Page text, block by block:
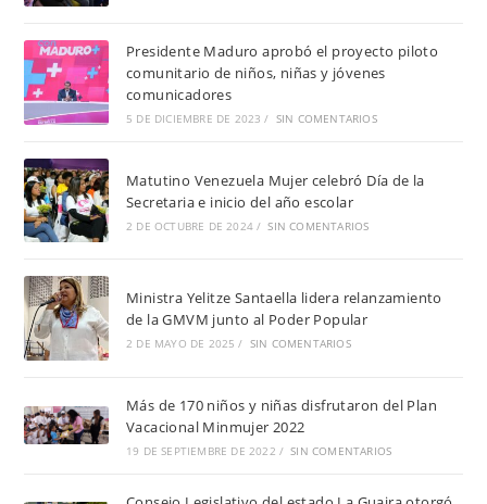
Presidente Maduro aprobó el proyecto piloto
comunitario de niños, niñas y jóvenes
comunicadores
5 DE DICIEMBRE DE 2023 / SIN COMENTARIOS
Matutino Venezuela Mujer celebró Día de la
Secretaria e inicio del año escolar
2 DE OCTUBRE DE 2024 / SIN COMENTARIOS
Ministra Yelitze Santaella lidera relanzamiento
de la GMVM junto al Poder Popular
2 DE MAYO DE 2025 / SIN COMENTARIOS
Más de 170 niños y niñas disfrutaron del Plan
Vacacional Minmujer 2022
19 DE SEPTIEMBRE DE 2022 / SIN COMENTARIOS